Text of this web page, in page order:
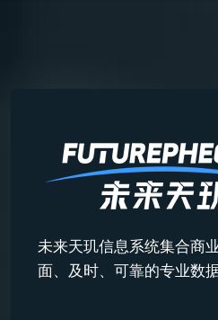
未来天玑信息系统集合商
面、及时、可靠的专业数